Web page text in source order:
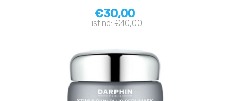
€30,00
Listino: €40,00